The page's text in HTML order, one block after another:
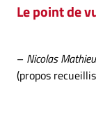
Le point de
– Nicolas
(propos